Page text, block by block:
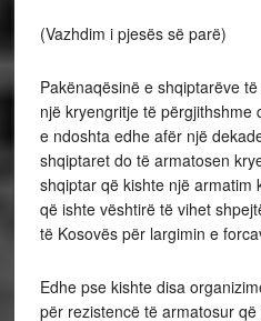
(Vazhdim i pjesës së parë)
Pakënaqësinë e shqiptarëve
një kryengritje të përgjithshme
e ndoshta edhe afër një
shqiptaret do të armatosen
shqiptar që kishte një armatim
që ishte vështirë të vihet
të Kosovës për largimin e
Edhe pse kishte disa
për rezistencë të armatosur